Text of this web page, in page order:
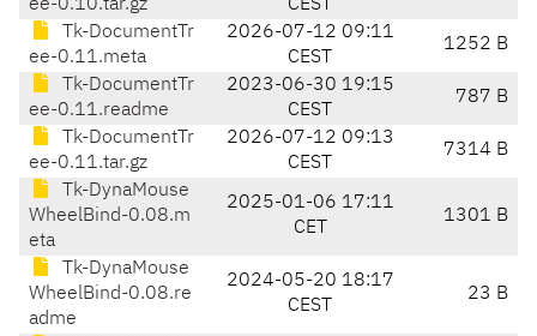
ee-0.10.tar.gz CEST
Tk-DocumentTr
ee-0.11.meta
2026-07-12 09:11
CEST
1252 B
Tk-DocumentTr
ee-0.11.readme
2023-06-30 19:15
CEST
787 B
Tk-DocumentTr
ee-0.11.tar.gz
2026-07-12 09:13
CEST
7314 B
Tk-DynaMouse
WheelBind-0.08.m
eta
2025-01-06 17:11
CET
1301 B
Tk-DynaMouse
WheelBind-0.08.re
adme
2024-05-20 18:17
CEST
23 B